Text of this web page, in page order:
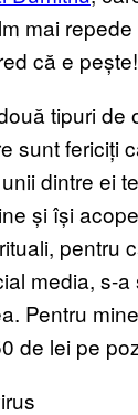
mai
că e
tipuri de
sunt fericiți
dintre ei
și își
pentru
media, s-a
Pentru
de lei pe